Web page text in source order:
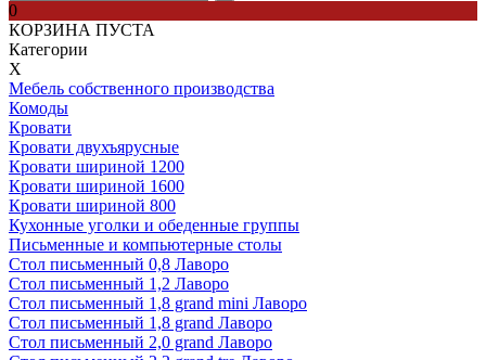
0
КОРЗИНА ПУСТА
Категории
Х
Мебель собственного производства
Комоды
Кровати
Кровати двухъярусные
Кровати шириной 1200
Кровати шириной 1600
Кровати шириной 800
Кухонные уголки и обеденные группы
Письменные и компьютерные столы
Стол письменный 0,8 Лаворо
Стол письменный 1,2 Лаворо
Стол письменный 1,8 grand mini Лаворо
Стол письменный 1,8 grand Лаворо
Стол письменный 2,0 grand Лаворо